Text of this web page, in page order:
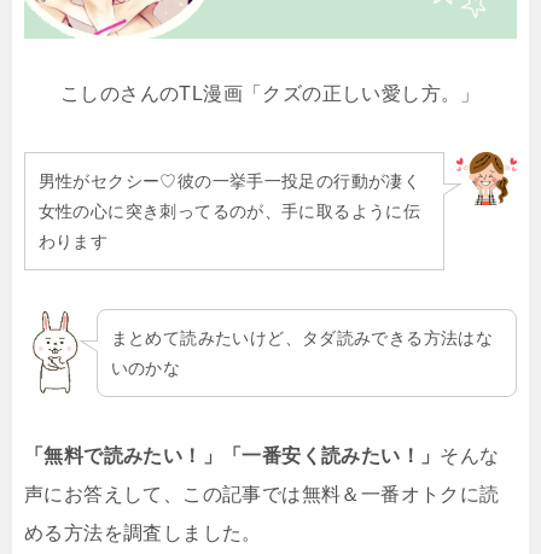
こしのさんのTL漫画「クズの正しい愛し方。」
男性がセクシー♡彼の一挙手一投足の行動が凄く
女性の心に突き刺ってるのが、手に取るように伝
わります
まとめて読みたいけど、タダ読みできる方法はな
いのかな
「無料で読みたい！」「一番安く読みたい！」 そんな
声にお答えして、この記事では無料＆一番オトクに読
める方法を調査しました。